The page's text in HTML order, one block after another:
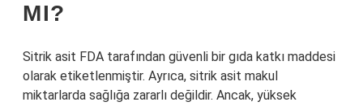
MI?
Sitrik asit FDA tarafından güvenli bir gıda katkı maddesi
olarak etiketlenmiştir. Ayrıca, sitrik asit makul
miktarlarda sağlığa zararlı değildir. Ancak, yüksek